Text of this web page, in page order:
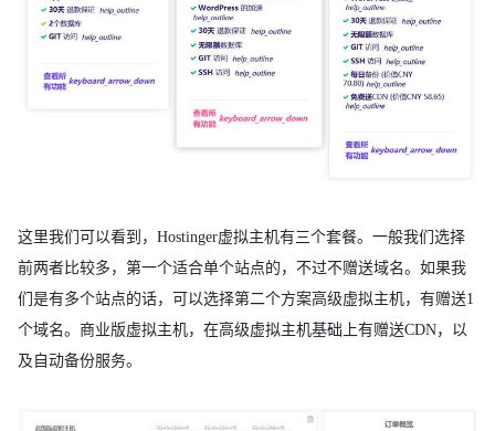
这里我们可以看到，Hostinger虚拟主机有三个套餐。一般我们选择
前两者比较多，第一个适合单个站点的，不过不赠送域名。如果我
们是有多个站点的话，可以选择第二个方案高级虚拟主机，有赠送1
个域名。商业版虚拟主机，在高级虚拟主机基础上有赠送CDN，以
及自动备份服务。